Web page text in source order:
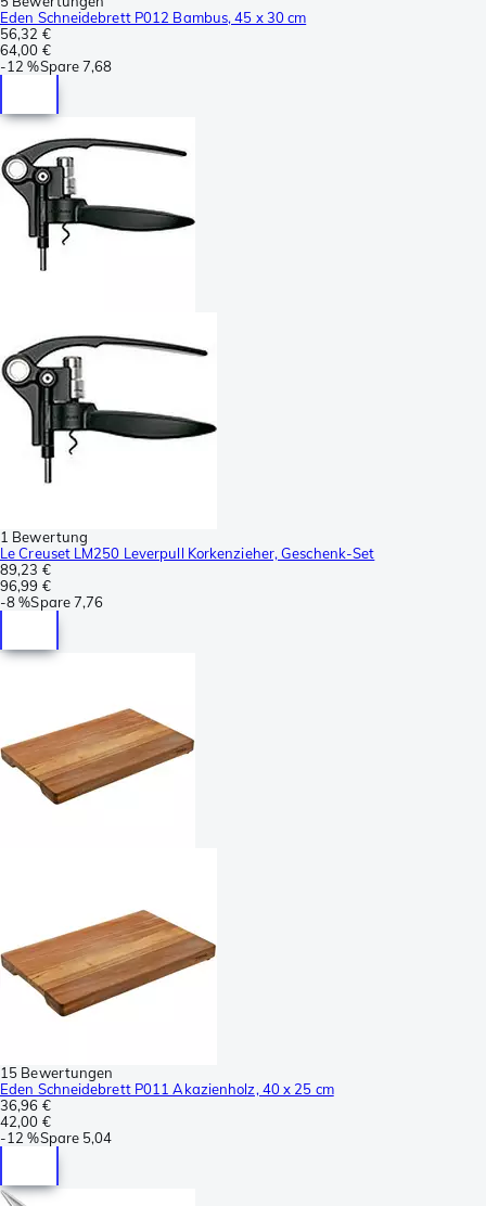
Eden Schneidebrett P012 Bambus, 45 x 30 cm
56,32 €
64,00 €
-12 %Spare7,68
1 Bewertung
Le Creuset LM250 Leverpull Korkenzieher, Geschenk-Set
89,23 €
96,99 €
-8 %Spare7,76
15 Bewertungen
Eden Schneidebrett P011 Akazienholz, 40 x 25 cm
36,96 €
42,00 €
-12 %Spare 5,04